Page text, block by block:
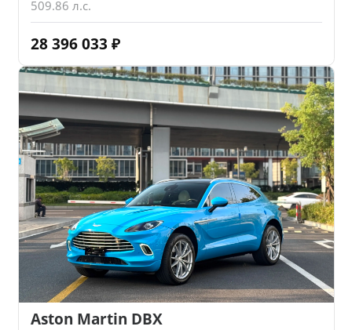
509.86 л.с.
28 396 033 ₽
Aston Martin DBX